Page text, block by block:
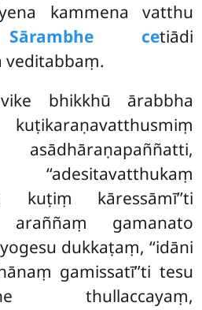
kammena vatthu
Sārambhe cetiādi
veditabbaṃ.
bhikkhū ārabbha
kuṭiṃ kāressāmī’’ti
araññaṃ gamanato
dukkaṭaṃ, ‘‘idāni
gamissatī’’ti tesu
thullaccayaṃ,